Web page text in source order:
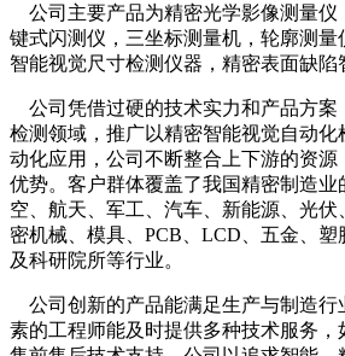
公司主要产品为精密光学影像测量仪
键式闪测仪，三坐标测量机，轮廓测
智能视觉尺寸检测仪器，精密表面缺陷
公司凭借过硬的技术实力和产品方案
检测领域，推广以精密智能视觉自动化
动化应用，公司不断整合上下游的资
优势。客户群体覆盖了我国精密制造业
空、航天、军工、汽车、新能源、光
密机械、模具、PCB、LCD、五金、
及科研院所等行业。
公司创新的产品能满足生产与制造行
素的工程师能及时提供多种技术服务